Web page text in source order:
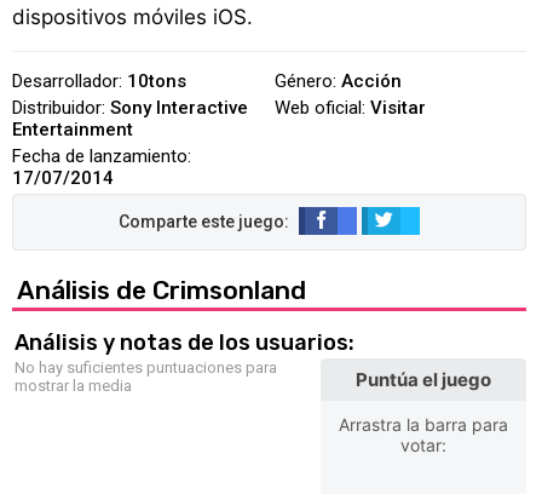
dispositivos móviles iOS.
Desarrollador: 10tons
Distribuidor: Sony Interactive
Entertainment
Fecha de lanzamiento:
17/07/2014
Género: Acción
Web oficial: Visitar
Análisis de Crimsonland
Análisis y notas de los usuarios:
No hay suficientes puntuaciones para
mostrar la media
Puntúa el juego
Arrastra la barra para
votar: